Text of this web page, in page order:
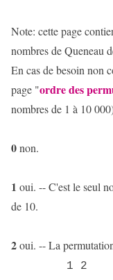
Note: cette page
nombres de Queneau
En cas de besoin non
page "ordre des
nombres de 1 à 10
0non.
1 oui. -- C'est le seul
de 10.
2oui. -- La
1 2